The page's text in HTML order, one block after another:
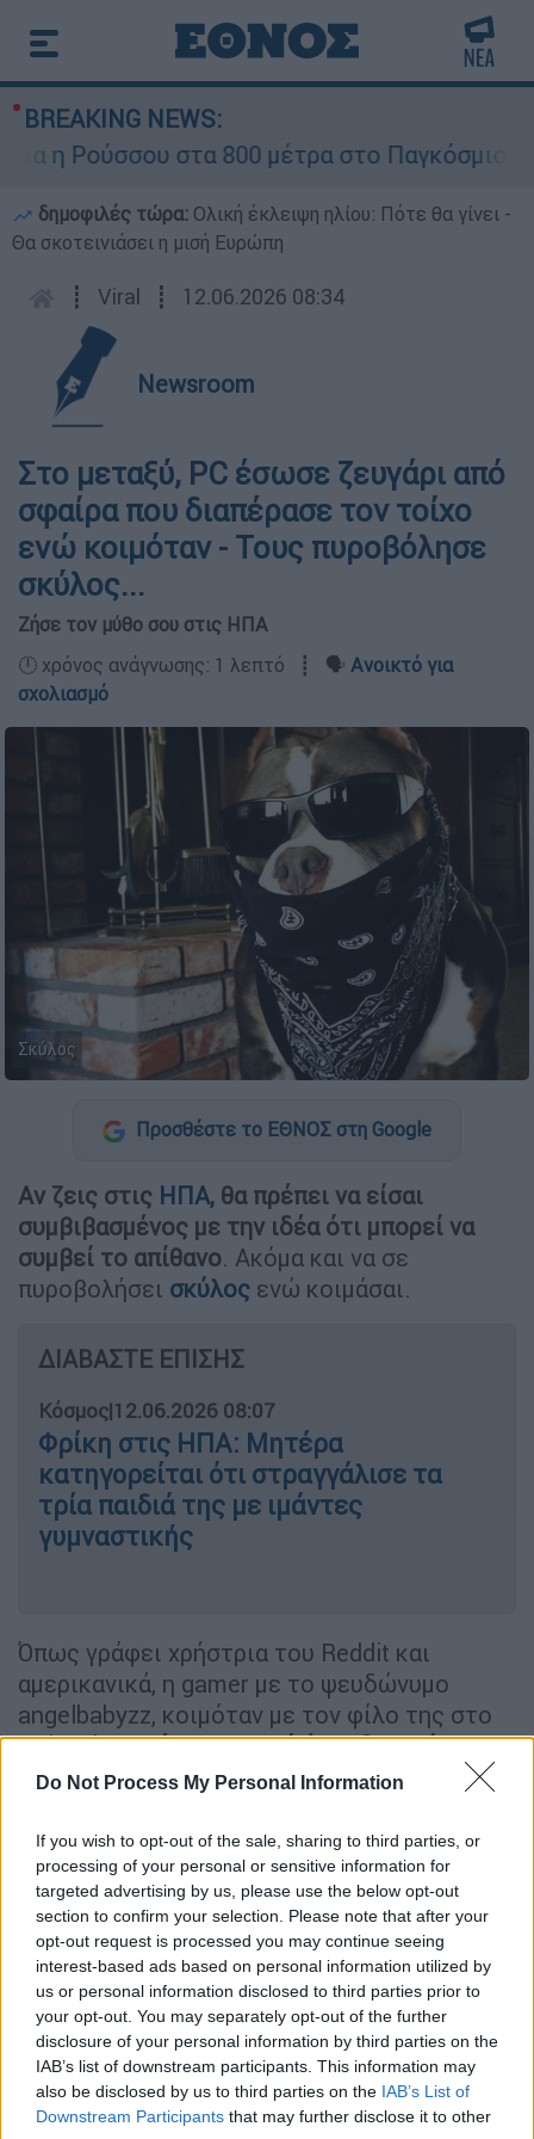
Do Not Process My Personal Information
If you wish to opt-out of the sale, sharing to third parties, or
processing of your personal or sensitive information for
targeted advertising by us, please use the below opt-out
section to confirm your selection. Please note that after your
opt-out request is processed you may continue seeing
interest-based ads based on personal information utilized by
us or personal information disclosed to third parties prior to
your opt-out. You may separately opt-out of the further
disclosure of your personal information by third parties on the
IAB’s list of downstream participants. This information may
also be disclosed by us to third parties on the IAB’s List of
Downstream Participants that may further disclose it to other
BREAKING NEWS:
η Ρούσσου στα 800 μέτρα στο Παγκόσμιο
δημοφιλές τώρα: Ολική έκλειψη ηλίου: Πότε θα γίνει -
Θα σκοτεινιάσει η μισή Ευρώπη
┋ Viral ┋ 12.06.2026 08:34
Newsroom
Στο μεταξύ, PC έσωσε ζευγάρι από
σφαίρα που διαπέρασε τον τοίχο
ενώ κοιμόταν - Τους πυροβόλησε
σκύλος...
Ζήσε τον μύθο σου στις ΗΠΑ
🕛 χρόνος ανάγνωσης: 1 λεπτό ┋ 🗣️ Ανοικτό για
σχολιασμό
Σκύλος
Προσθέστε το ΕΘΝΟΣ στη Google
Αν ζεις στις ΗΠΑ, θα πρέπει να είσαι
συμβιβασμένος με την ιδέα ότι μπορεί να
συμβεί το απίθανο. Ακόμα και να σε
πυροβολήσει σκύλος ενώ κοιμάσαι.
ΔΙΑΒΑΣΤΕ ΕΠΙΣΗΣ
Κόσμος|12.06.2026 08:07
Φρίκη στις ΗΠΑ: Μητέρα
κατηγορείται ότι στραγγάλισε τα
τρία παιδιά της με ιμάντες
γυμναστικής
Όπως γράφει χρήστρια του Reddit και
αμερικανικά, η gamer με το ψευδώνυμο
angelbabyzz, κοιμόταν με τον φίλο της στο
σπίτι, ότανξύπνησαν από έναν δυνατό
θόρυβο και άκουσαν πράγματα να
είχε μια τρύπα και ο πύργος του υπολογιστή
τους είχε γίνει κομμάτια.